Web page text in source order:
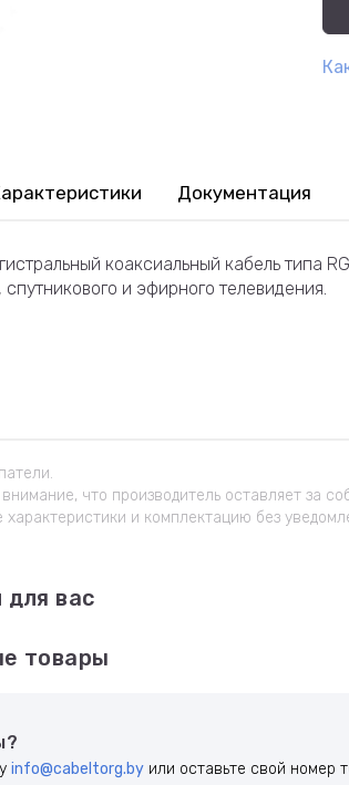
Документация
коаксиальный кабель типа
спутникового и эфирного телевидения.
что производитель оставляет за
характеристики и комплектацию без
вас
товары
info@cabeltorg.byили оставьте свой номер